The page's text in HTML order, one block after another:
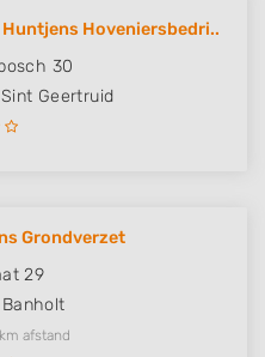
Huntjens Hoveniersbedri..
30
Sint Geertruid
Grondverzet
29
Banholt
afstand